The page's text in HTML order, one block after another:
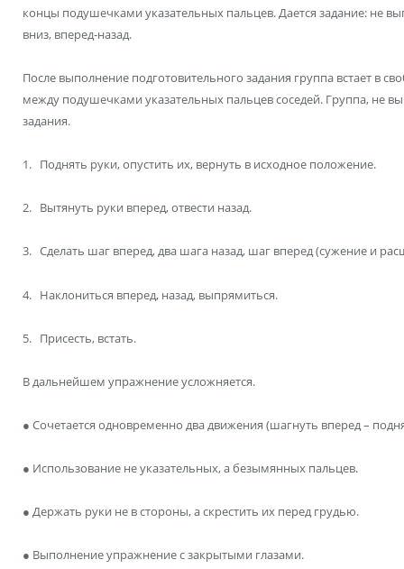
концы подушечками указательных пальцев. Дается задание: не
вниз, вперед-назад.
После выполнение подготовительного задания группа встает в
между подушечками указательных пальцев соседей. Группа, не
задания.
1. Поднять руки, опустить их, вернуть в исходное положение.
2. Вытянуть руки вперед, отвести назад.
3. Сделать шаг вперед, два шага назад, шаг вперед (сужение и
4. Наклониться вперед, назад, выпрямиться.
5. Присесть, встать.
В дальнейшем упражнение усложняется.
● Сочетается одновременно два движения (шагнуть вперед –
● Использование не указательных, а безымянных пальцев.
● Держать руки не в стороны, а скрестить их перед грудью.
● Выполнение упражнение с закрытыми глазами.